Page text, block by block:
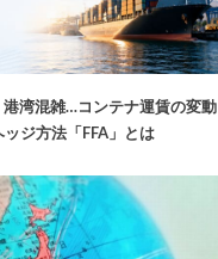
港湾混雑…コンテナ運賃の変動
ジ方法「FFA」とは